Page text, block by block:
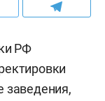
РФ
заведения,